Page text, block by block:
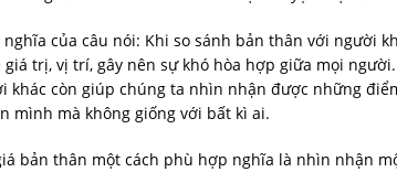
nghĩa của câu nói: Khi so sánh bản thân với người
giá trị, vị trí, gây nên sự khó hòa hợp giữa mọi
khác còn giúp chúng ta nhìn nhận được những
mình mà không giống với bất kì ai.
bản thân một cách phù hợp nghĩa là nhìn nhận